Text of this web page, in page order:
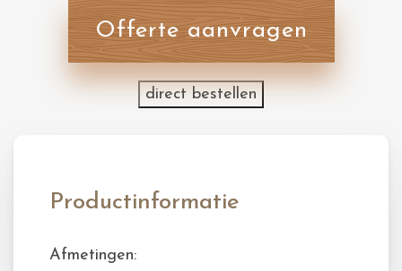
Offerte aanvragen
direct bestellen
Productinformatie
Afmetingen: